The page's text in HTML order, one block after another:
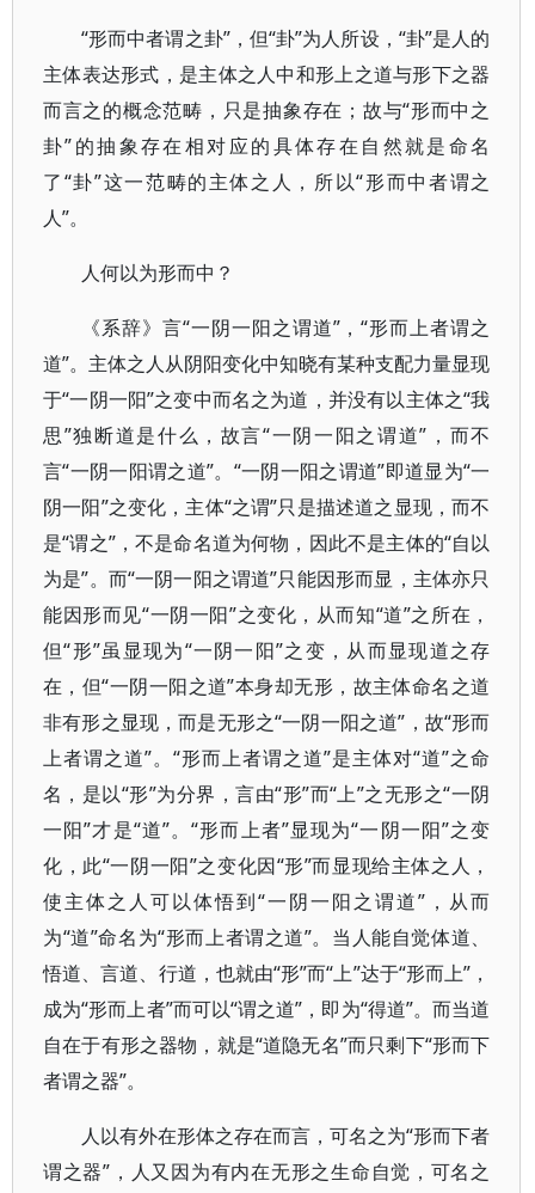
“形而中者谓之卦”，但“卦”为人所设，“卦”是人的
主体表达形式，是主体之人中和形上之道与形下之器
而言之的概念范畴，只是抽象存在；故与“形而中之
卦”的抽象存在相对应的具体存在自然就是命名
了“卦”这一范畴的主体之人，所以“形而中者谓之
人”。
人何以为形而中？
《系辞》言“一阴一阳之谓道”，“形而上者谓之
道”。主体之人从阴阳变化中知晓有某种支配力量显现
于“一阴一阳”之变中而名之为道，并没有以主体之“我
思”独断道是什么，故言“一阴一阳之谓道”，而不
言“一阴一阳谓之道”。“一阴一阳之谓道”即道显为“一
阴一阳”之变化，主体“之谓”只是描述道之显现，而不
是“谓之”，不是命名道为何物，因此不是主体的“自以
为是”。而“一阴一阳之谓道”只能因形而显，主体亦只
能因形而见“一阴一阳”之变化，从而知“道”之所在，
但“形”虽显现为“一阴一阳”之变，从而显现道之存
在，但“一阴一阳之道”本身却无形，故主体命名之道
非有形之显现，而是无形之“一阴一阳之道”，故“形而
上者谓之道”。“形而上者谓之道”是主体对“道”之命
名，是以“形”为分界，言由“形”而“上”之无形之“一阴
一阳”才是“道”。“形而上者”显现为“一阴一阳”之变
化，此“一阴一阳”之变化因“形”而显现给主体之人，
使主体之人可以体悟到“一阴一阳之谓道”，从而
为“道”命名为“形而上者谓之道”。当人能自觉体道、
悟道、言道、行道，也就由“形”而“上”达于“形而上”，
成为“形而上者”而可以“谓之道”，即为“得道”。而当道
自在于有形之器物，就是“道隐无名”而只剩下“形而下
者谓之器”。
人以有外在形体之存在而言，可名之为“形而下者
谓之器”，人又因为有内在无形之生命自觉，可名之